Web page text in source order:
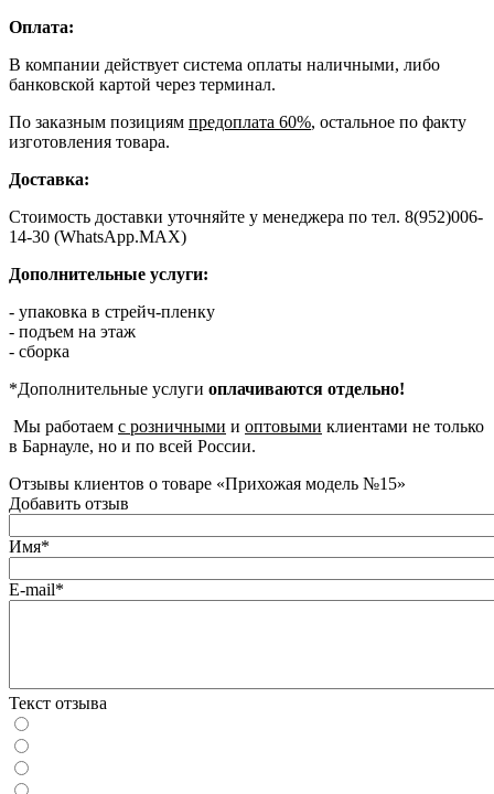
Оплата:
В компании действует система оплаты наличными, либо
банковской картой через терминал.
По заказным позициям предоплата 60%, остальное по факту
изготовления товара.
Доставка:
Стоимость доставки уточняйте у менеджера по тел. 8(952)006-
14-30 (WhatsApp.MAX)
Дополнительные услуги:
- упаковка в стрейч-пленку
- подъем на этаж
- сборка
*Дополнительные услуги оплачиваются отдельно!
Мы работаем с розничными и оптовыми клиентами не только
в Барнауле, но и по всей России.
Отзывы клиентов о товаре «Прихожая модель №15»
Добавить отзыв
Имя*
E-mail*
Текст отзыва